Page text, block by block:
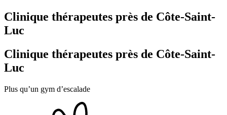
Clinique thérapeutes près de Côte-Saint-
Luc
Clinique thérapeutes près de Côte-Saint-
Luc
Plus qu’un gym d’escalade